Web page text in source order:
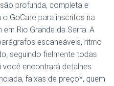
profunda, completa e
GoCare para inscritos na
Rio Grande da Serra. A
escaneáveis, ritmo
seguindo fielmente todas
você encontrará detalhes
faixas de preço*, quem